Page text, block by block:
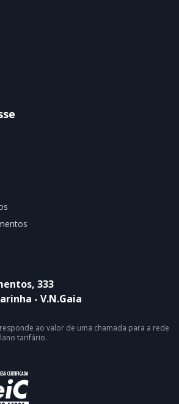
333
- V.N.Gaia
ao valor de uma chamada para a rede
tarifário.